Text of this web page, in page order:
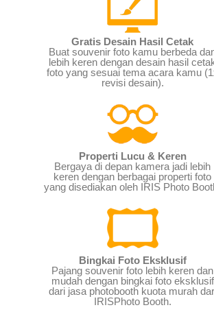
Gratis Desain Hasil Cetak
Buat souvenir foto kamu berbeda
lebih keren dengan desain hasil
foto yang sesuai tema acara kamu
revisi desain).
Properti Lucu & Keren
Bergaya di depan kamera jadi lebih
keren dengan berbagai properti foto
yang disediakan oleh IRIS Photo
Bingkai Foto Eksklusif
Pajang souvenir foto lebih keren dan
mudah dengan bingkai foto eksklusif
dari jasa photobooth kuota murah
IRISPhoto Booth.